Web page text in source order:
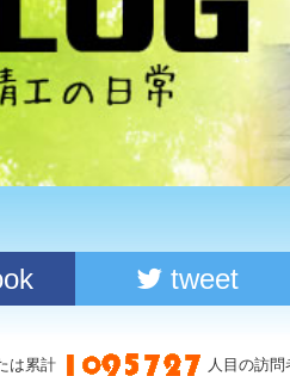
tweet
は累計 人目の訪